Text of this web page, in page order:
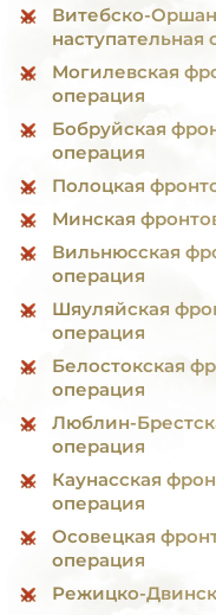
Витебско-
наступательная
Могилевская
операция
Бобруйская
операция
Полоцкая
Минская
Вильнюсская
операция
Шяуляйская
операция
Белостокская
операция
Люблин-
операция
Каунасская
операция
Осовецкая
операция
Режицко-